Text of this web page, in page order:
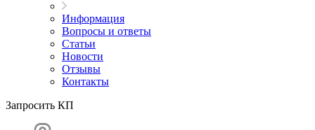
Информация
Вопросы и ответы
Статьи
Новости
Отзывы
Контакты
Запросить КП